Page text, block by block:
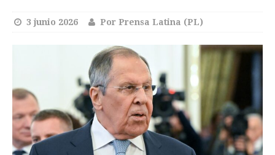
3 junio 2026 Por Prensa Latina (PL)